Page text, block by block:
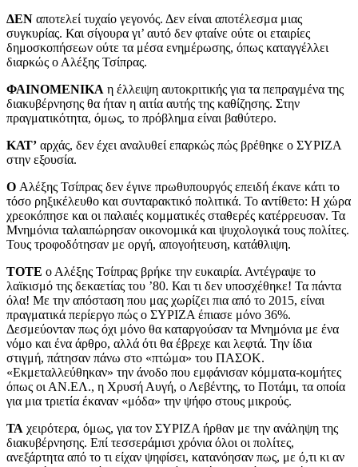
ΔΕΝ αποτελεί τυχαίο γεγονός. Δεν είναι αποτέλεσμα μιας
συγκυρίας. Και σίγουρα γι’ αυτό δεν φταίνε ούτε οι εταιρίες
δημοσκοπήσεων ούτε τα μέσα ενημέρωσης, όπως καταγγέλλει
διαρκώς ο Αλέξης Τσίπρας.
ΦΑΙΝΟΜΕΝΙΚΑ η έλλειψη αυτοκριτικής για τα πεπραγμένα της
διακυβέρνησης θα ήταν η αιτία αυτής της καθίζησης. Στην
πραγματικότητα, όμως, το πρόβλημα είναι βαθύτερο.
ΚΑΤ’ αρχάς, δεν έχει αναλυθεί επαρκώς πώς βρέθηκε ο ΣΥΡΙΖΑ
στην εξουσία.
Ο Αλέξης Τσίπρας δεν έγινε πρωθυπουργός επειδή έκανε κάτι το
τόσο ρηξικέλευθο και συνταρακτικό πολιτικά. Το αντίθετο: Η χώρα
χρεοκόπησε και οι παλαιές κομματικές σταθερές κατέρρευσαν. Τα
Μνημόνια ταλαιπώρησαν οικονομικά και ψυχολογικά τους πολίτες.
Τους τροφοδότησαν με οργή, απογοήτευση, κατάθλιψη.
ΤΟΤΕ ο Αλέξης Τσίπρας βρήκε την ευκαιρία. Αντέγραψε το
λαϊκισμό της δεκαετίας του ’80. Και τι δεν υποσχέθηκε! Τα πάντα
όλα! Με την απόσταση που μας χωρίζει πια από το 2015, είναι
πραγματικά περίεργο πώς ο ΣΥΡΙΖΑ έπιασε μόνο 36%.
Δεσμεύονταν πως όχι μόνο θα καταργούσαν τα Μνημόνια με ένα
νόμο και ένα άρθρο, αλλά ότι θα έβρεχε και λεφτά. Την ίδια
στιγμή, πάτησαν πάνω στο «πτώμα» του ΠΑΣΟΚ.
«Εκμεταλλεύθηκαν» την άνοδο που εμφάνισαν κόμματα-κομήτες
όπως οι ΑΝ.ΕΛ., η Χρυσή Αυγή, ο Λεβέντης, το Ποτάμι, τα οποία
για μια τριετία έκαναν «μόδα» την ψήφο στους μικρούς.
ΤΑ χειρότερα, όμως, για τον ΣΥΡΙΖΑ ήρθαν με την ανάληψη της
διακυβέρνησης. Επί τεσσεράμισι χρόνια όλοι οι πολίτες,
ανεξάρτητα από το τι είχαν ψηφίσει, κατανόησαν πως, με ό,τι κι αν